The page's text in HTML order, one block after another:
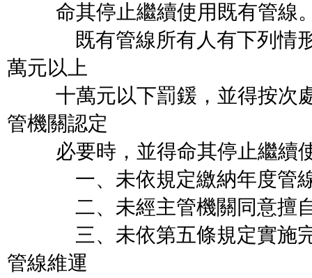
命其停止繼續使用既有管線
既有管線所有人有下列情形
萬元以上
十萬元以下罰鍰，並得按次處
管機關認定
必要時，並得命其停止繼續
一、未依規定繳納年度管線
二、未經主管機關同意擅自
三、未依第五條規定實施完
管線維運